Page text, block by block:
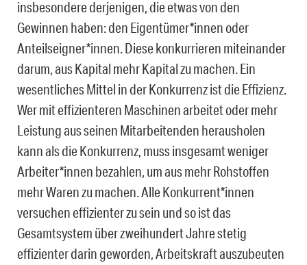
insbesondere derjenigen, die etwas von den
Gewinnen haben: den Eigentümer*innen oder
Anteilseigner*innen. Diese konkurrieren miteinander
darum, aus Kapital mehr Kapital zu machen. Ein
wesentliches Mittel in der Konkurrenz ist die Effizienz.
Wer mit effizienteren Maschinen arbeitet oder mehr
Leistung aus seinen Mitarbeitenden herausholen
kann als die Konkurrenz, muss insgesamt weniger
Arbeiter*innen bezahlen, um aus mehr Rohstoffen
mehr Waren zu machen. Alle Konkurrent*innen
versuchen effizienter zu sein und so ist das
Gesamtsystem über zweihundert Jahre stetig
effizienter darin geworden, Arbeitskraft auszubeuten